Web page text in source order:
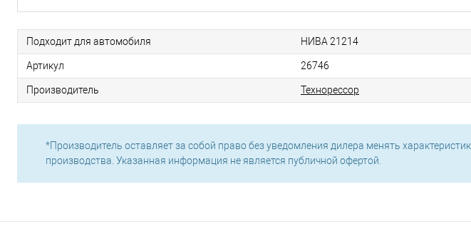
Подходит для автомобиля НИВА 21214
Артикул 26746
Производитель Технорессор
*Производитель оставляет за собой право без уведомления дилера менять
производства. Указанная информация не является публичной офертой.